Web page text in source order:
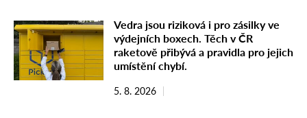
Vedra jsou riziková i pro zásilky ve
výdejních boxech. Těch v ČR
raketově přibývá a pravidla pro jejich
umístění chybí.
5. 8. 2026